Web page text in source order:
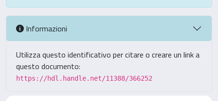
Informazioni
Utilizza questo identificativo per citare o creare un link a
questo documento:
https://hdl.handle.net/11388/366252